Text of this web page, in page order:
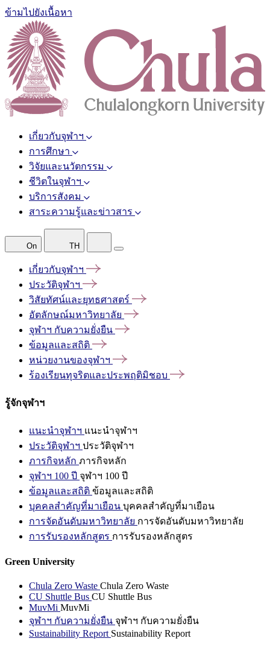
ข้ามไปยังเนื้อหา
เกี่ยวกับจุฬาฯ
การศึกษา
วิจัยและนวัตกรรม
ชีวิตในจุฬาฯ
บริการสังคม
สาระความรู้และข่าวสาร
On TH
เกี่ยวกับจุฬาฯ
ประวัติจุฬาฯ
วิสัยทัศน์และยุทธศาสตร์
อัตลักษณ์มหาวิทยาลัย
จุฬาฯ กับความยั่งยืน
ข้อมูลและสถิติ
หน่วยงานของจุฬาฯ
ร้องเรียนทุจริตและประพฤติมิชอบ
รู้จักจุฬาฯ
แนะนำจุฬาฯ แนะนำจุฬาฯ
ประวัติจุฬาฯ ประวัติจุฬาฯ
ภารกิจหลัก ภารกิจหลัก
จุฬาฯ 100 ปี จุฬาฯ 100 ปี
ข้อมูลและสถิติ ข้อมูลและสถิติ
บุคคลสำคัญที่มาเยือน บุคคลสำคัญที่มาเยือน
การจัดอันดับมหาวิทยาลัย การจัดอันดับมหาวิทยาลัย
การรับรองหลักสูตร การรับรองหลักสูตร
Green University
Chula Zero Waste Chula Zero Waste
CU Shuttle Bus CU Shuttle Bus
MuvMi MuvMi
จุฬาฯ กับความยั่งยืน จุฬาฯ กับความยั่งยืน
Sustainability Report Sustainability Report